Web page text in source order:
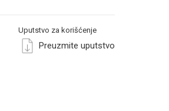
Uputstvo za korišćenje
Preuzmite uputstvo